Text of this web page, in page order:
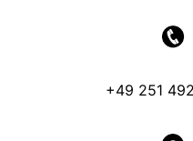
+49 251